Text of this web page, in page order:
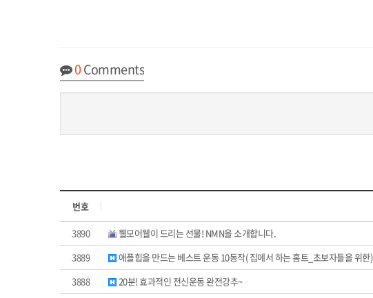
0Comments
번호
3890 웰모어웰이 드리는 선물! NMN을 소개합니다.
3889
애플힙을 만드는 베스트 운동 10동작( 집에서 하는 홈트_초보자들을 위한)
3888
20분! 효과적인 전신운동 완전강추~